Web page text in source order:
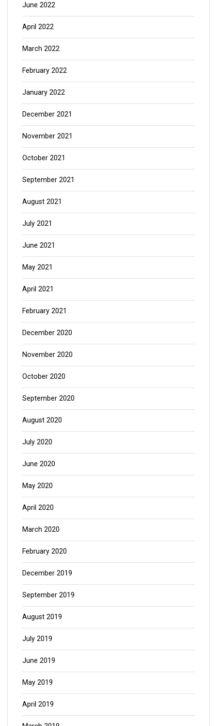
June 2022
April 2022
March 2022
February 2022
January 2022
December 2021
November 2021
October 2021
September 2021
August 2021
July 2021
June 2021
May 2021
April 2021
February 2021
December 2020
November 2020
October 2020
September 2020
August 2020
July 2020
June 2020
May 2020
April 2020
March 2020
February 2020
December 2019
September 2019
August 2019
July 2019
June 2019
May 2019
April 2019